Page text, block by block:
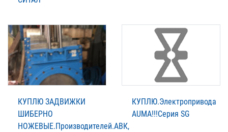
КУПЛЮ ЗАДВИЖКИ
ШИБЕРНО
НОЖЕВЫЕ.Производителей.АВК,
КУПЛЮ.Электропривода
AUMА!!!Серия SG